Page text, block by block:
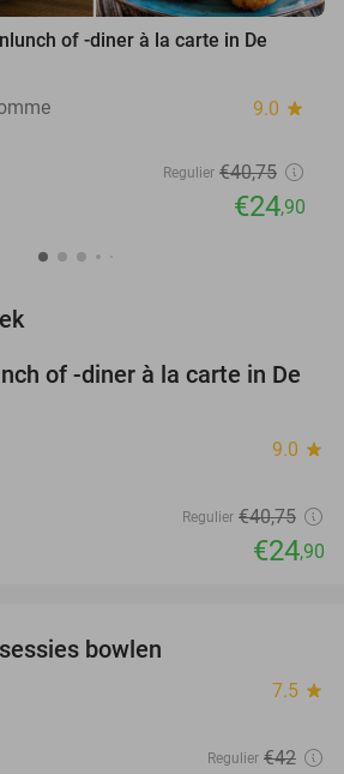
of -diner à la carte in De
9.0 star
Regulier €40,75
€24,90
39%
of -diner à la carte in De
9.0 star
Regulier €40,75
€24,90
bowlen
7.5 star
Regulier €42